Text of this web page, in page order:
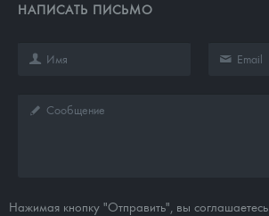
НАПИСАТЬ ПИСЬМО
Нажимая кнопку "Отправить", вы соглашаетесь